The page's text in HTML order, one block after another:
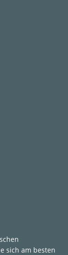
sich am besten